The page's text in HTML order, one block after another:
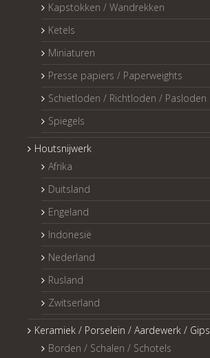
Kapstokken / Wandrekken
Ketels
Miniaturen
Presse papiers / Paperweights
Schietloden / Richtloden / Pasloden
Spiegels
Houtsnijwerk
Afrika
Duitsland
Engeland
Indonesië
Nederland
Rusland
Zwitserland
Keramiek / Porselein / Aardewerk / Gips
Borden / Schalen / Schotels